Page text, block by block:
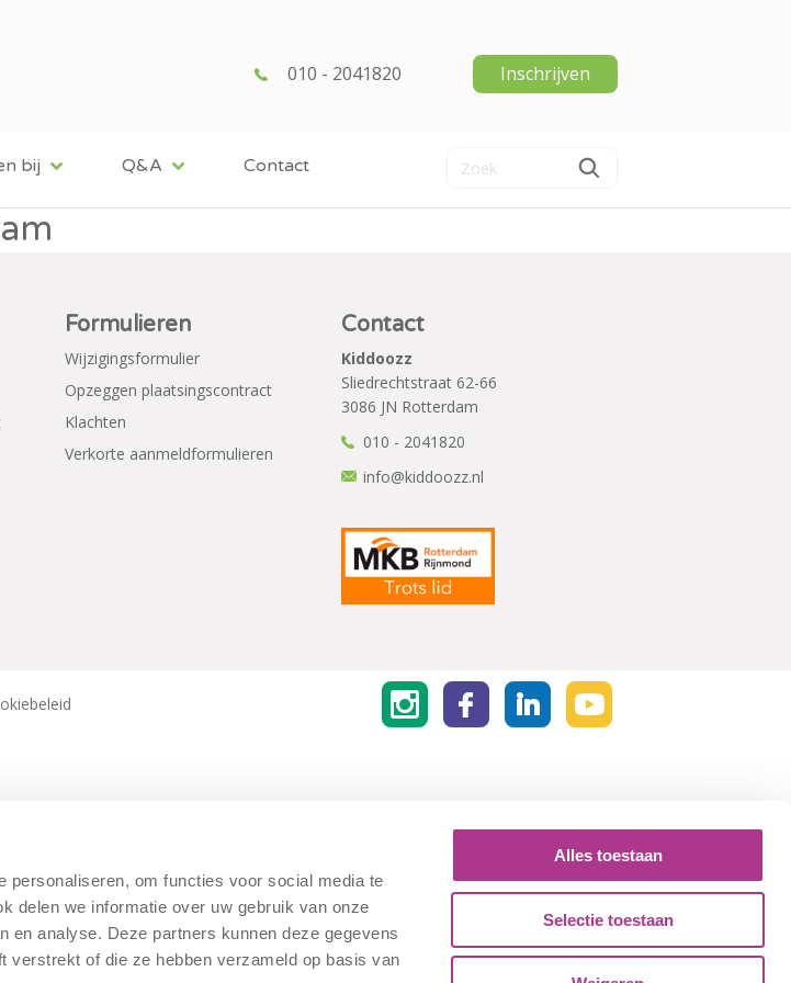
personaliseren, om functies voor social media te
delen we informatie over uw gebruik van onze
analyse. Deze partners kunnen deze gegevens
verstrekt of die ze hebben verzameld op basis van
Alles toestaan
Selectie toestaan
010 - 2041820 Inschrijven
bij Q&A Contact
Formulieren
Wijzigingsformulier
Opzeggen plaatsingscontract
Klachten
Verkorte aanmeldformulieren
Contact
Kiddoozz
Sliedrechtstraat 62-66
3086 JN Rotterdam
010 - 2041820
info@kiddoozz.nl